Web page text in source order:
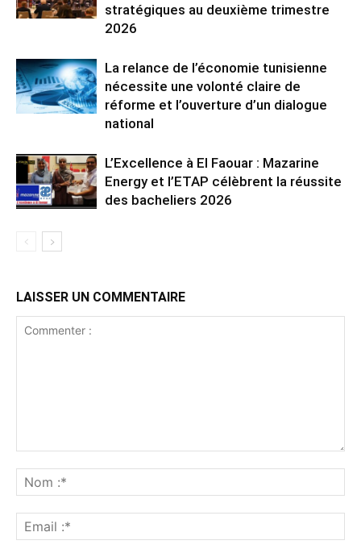
stratégiques au deuxième trimestre
2026
La relance de l’économie tunisienne
nécessite une volonté claire de
réforme et l’ouverture d’un dialogue
national
L’Excellence à El Faouar : Mazarine
Energy et l’ETAP célèbrent la réussite
des bacheliers 2026
LAISSER UN COMMENTAIRE